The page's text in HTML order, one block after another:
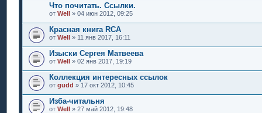
Что почитать. Ссылки.
от Well » 04 июн 2012, 09:25
Красная книга RCA
от Well » 11 янв 2017, 16:11
Изыски Сергея Матвеева
от Well » 02 янв 2017, 19:19
Коллекция интересных ссылок
от gudd » 17 окт 2012, 10:45
Изба-читальня
от Well » 27 май 2012, 19:48